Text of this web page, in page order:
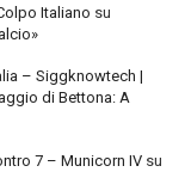
Italiano su
– Siggknowtech |
di Bettona: A
7 – Municorn IV su